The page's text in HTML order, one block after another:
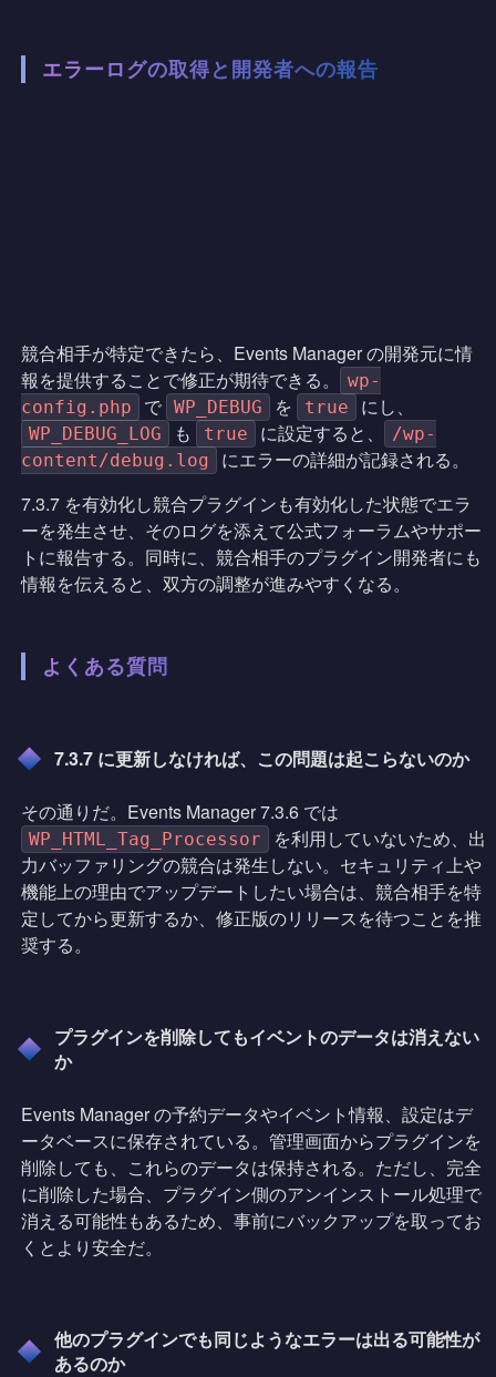
エラーログの取得と開発者への報告
競合相手が特定できたら、Events Manager の開発元に情
報を提供することで修正が期待できる。
wp-
config.php
で WP_DEBUG を true にし、
WP_DEBUG_LOG も true に設定すると、
/wp-
content/debug.log
にエラーの詳細が記録される。
7.3.7 を有効化し競合プラグインも有効化した状態でエラ
ーを発生させ、そのログを添えて公式フォーラムやサポー
トに報告する。同時に、競合相手のプラグイン開発者にも
情報を伝えると、双方の調整が進みやすくなる。
よくある質問
7.3.7 に更新しなければ、この問題は起こらないのか
その通りだ。Events Manager 7.3.6 では
WP_HTML_Tag_Processor
を利用していないため、出
力バッファリングの競合は発生しない。セキュリティ上や
機能上の理由でアップデートしたい場合は、競合相手を特
定してから更新するか、修正版のリリースを待つことを推
奨する。
プラグインを削除してもイベントのデータは消えない
か
Events Manager の予約データやイベント情報、設定はデ
ータベースに保存されている。管理画面からプラグインを
削除しても、これらのデータは保持される。ただし、完全
に削除した場合、プラグイン側のアンインストール処理で
消える可能性もあるため、事前にバックアップを取ってお
くとより安全だ。
他のプラグインでも同じようなエラーは出る可能性が
あるのか